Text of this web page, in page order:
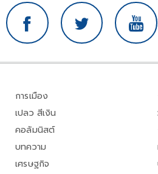
การเมือง
เปลว สีเงิน
คอลัมนิสต์
บทความ
เศรษฐกิจ